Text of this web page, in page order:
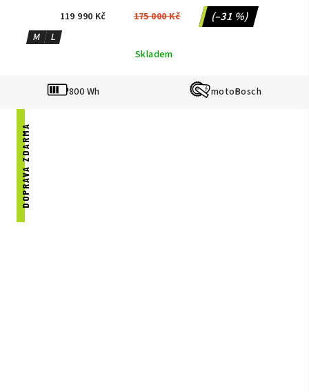
119 990 Kč 175 000 Kč (–31 %)
M
L
Skladem
800 Wh Bosch
DOPRAVA ZDARMA